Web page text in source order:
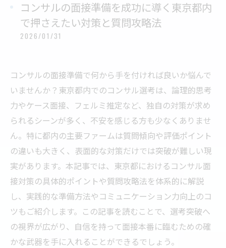
コンサルの面接準備を成功に導く東京都内
で押さえたい対策と質問攻略法
2026/01/31
コンサルの面接準備で何から手を付ければ良いか悩んで
いませんか？東京都内でのコンサル選考は、論理的思考
力やケース面接、フェルミ推定など、独自の対策が求め
られるシーンが多く、不安を感じる方も少なくありませ
ん。特に都内の主要ファームは質問傾向や評価ポイント
の違いも大きく、表面的な対策だけでは突破が難しい現
実があります。本記事では、東京都におけるコンサル面
接対策の具体的ポイントや質問攻略法を体系的に解説
し、実践的な準備方法やコミュニケーション力向上のコ
ツもご紹介します。この記事を読むことで、選考突破へ
の視界が広がり、自信を持って面接本番に臨むための確
かな武器を手に入れることができるでしょう。